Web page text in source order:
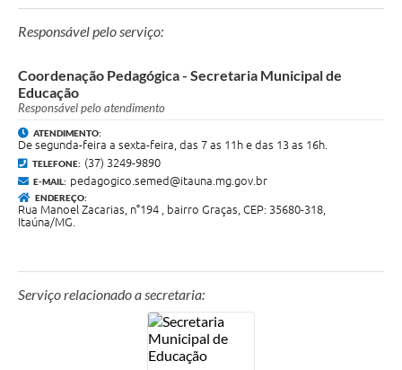
Responsável pelo serviço:
Coordenação Pedagógica - Secretaria Municipal de
Educação
Responsável pelo atendimento
ATENDIMENTO:
De segunda-feira a sexta-feira, das 7 as 11h e das 13 as 16h.
TELEFONE: (37) 3249-9890
E-MAIL: pedagogico.semed@itauna.mg.gov.br
ENDEREÇO:
Rua Manoel Zacarias, n°194 , bairro Graças, CEP: 35680-318,
Itaúna/MG.
Serviço relacionado a secretaria: